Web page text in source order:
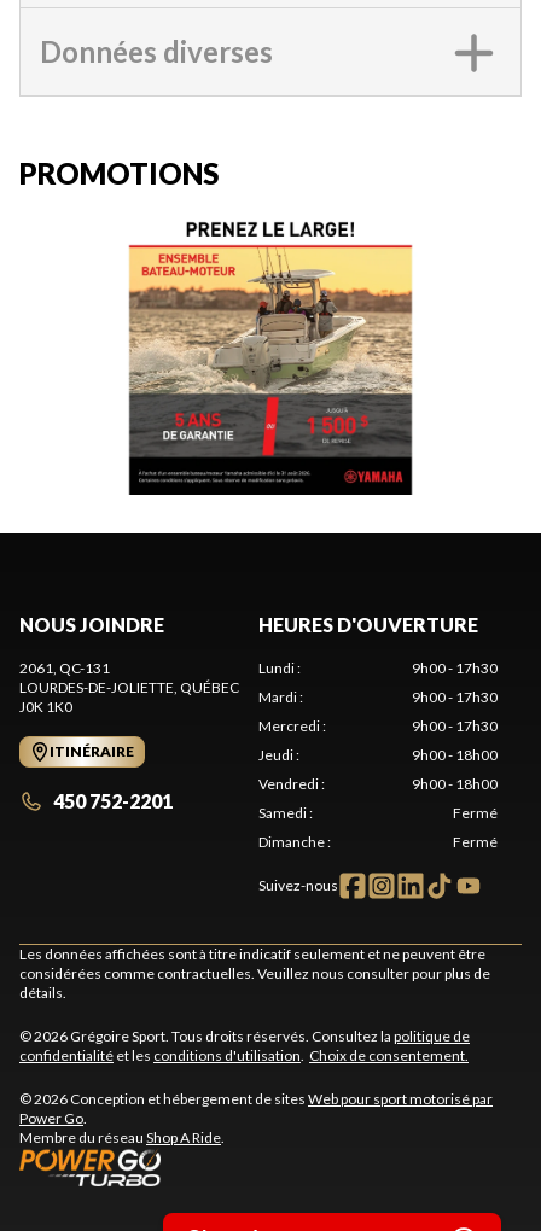
Données diverses
PROMOTIONS
NOUS JOINDRE
2061, QC-131
LOURDES-DE-JOLIETTE, QUÉBEC
J0K 1K0
ITINÉRAIRE
450 752-2201
HEURES D'OUVERTURE
Lundi:
9h00 - 17h30
Mardi:
9h00 - 17h30
Mercredi:
9h00 - 17h30
Jeudi:
9h00 - 18h00
Vendredi:
9h00 - 18h00
Samedi:
Fermé
Dimanche: Fermé
Suivez-nous
Les données affichées sont à titre indicatif seulement et ne peuvent être
considérées comme contractuelles. Veuillez nous consulter pour plus de
détails.
© 2026 Grégoire Sport. Tous droits réservés. Consultez la politique de
confidentialité et les conditions d'utilisation. Choix de consentement.
© 2026 Conception et hébergement de sites Web pour sport motorisé par
Power Go.
Membre du réseau Shop A Ride.